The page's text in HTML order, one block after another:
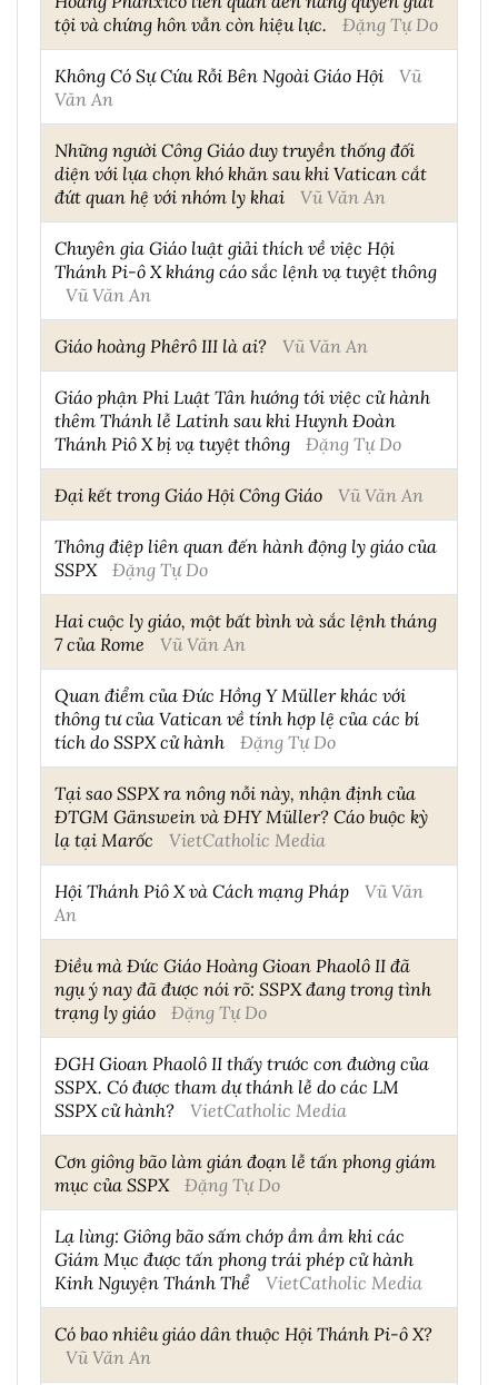
tội và chứng hôn vẫn còn hiệu lực.
Đặng Tự Do
Không Có Sự Cứu Rỗi Bên Ngoài Giáo Hội
Vũ
Văn An
Những người Công Giáo duy truyền thống đối
diện với lựa chọn khó khăn sau khi Vatican cắt
đứt quan hệ với nhóm ly khai
Vũ Văn An
Chuyên gia Giáo luật giải thích về việc Hội
Thánh Pi-ô X kháng cáo sắc lệnh vạ tuyệt thông
Vũ Văn An
Giáo hoàng Phêrô III là ai? Vũ Văn An
Giáo phận Phi Luật Tân hướng tới việc cử hành
thêm Thánh lễ Latinh sau khi Huynh Đoàn
Thánh Piô X bị vạ tuyệt thông
Đặng Tự Do
Đại kết trong Giáo Hội Công Giáo Vũ Văn An
Thông điệp liên quan đến hành động ly giáo của
SSPX
Đặng Tự Do
Hai cuộc ly giáo, một bất bình và sắc lệnh tháng
7 của Rome
Vũ Văn An
Quan điểm của Đức Hồng Y Müller khác với
thông tư của Vatican về tính hợp lệ của các bí
tích do SSPX cử hành
Đặng Tự Do
Tại sao SSPX ra nông nỗi này, nhận định của
ĐTGM Gänswein và ĐHY Müller? Cáo buộc kỳ
lạ tại Marốc
VietCatholic Media
Hội Thánh Piô X và Cách mạng Pháp
Vũ Văn
An
Điều mà Đức Giáo Hoàng Gioan Phaolô II đã
ngụ ý nay đã được nói rõ: SSPX đang trong tình
trạng ly giáo
Đặng Tự Do
ĐGH Gioan Phaolô II thấy trước con đường của
SSPX. Có được tham dự thánh lễ do các LM
SSPX cử hành?
VietCatholic Media
Cơn giông bão làm gián đoạn lễ tấn phong giám
mục của SSPX
Đặng Tự Do
Lạ lùng: Giông bão sấm chớp ầm ầm khi các
Giám Mục được tấn phong trái phép cử hành
Kinh Nguyện Thánh Thể
VietCatholic Media
Có bao nhiêu giáo dân thuộc Hội Thánh Pi-ô X?
Vũ Văn An